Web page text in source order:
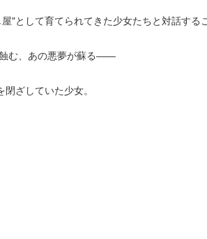
"として育てられてきた少女たちと対話する
む、あの悪夢が蘇る――
ざしていた少女。